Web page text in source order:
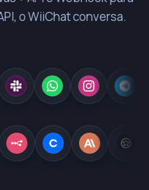
o WiiChat conversa.